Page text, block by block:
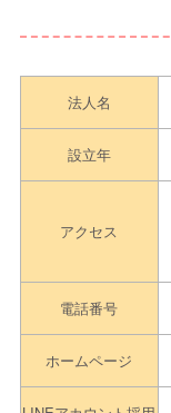
法人名
設立年
アクセス
電話番号
ホームページ